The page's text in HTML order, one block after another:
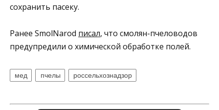
сохранить пасеку.
Ранее SmolNarod писал, что смолян-пчеловодов
предупредили о химической обработке полей.
мед пчелы россельхознадзор